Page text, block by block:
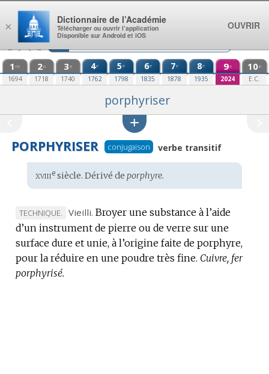
Aller au contenu
1 re
1694
2e
1718
3e
1740
4e
1762
5e
1798
6e
1835
7e
1878
8e
1935
9e
2024
10e
E.C.
porphyriser
PORPHYRISER conjugaison verbe transitif
Étymologie
:
xviiiesiècle. Dérivé de porphyre.
MARQUE
DE
DOMAINE
:
TECHNIQUE. Vieilli. Broyer une substance à l’aide
d’un instrument de pierre ou de verre sur une
surface dure et unie, à l’origine faite de porphyre,
pour la réduire en une poudre très fine. Cuivre, fer
porphyrisé.
×
Dictionnaire de l’Académie
Télécharger ou ouvrir l’application
Disponible sur Android et iOS
OUVRIR